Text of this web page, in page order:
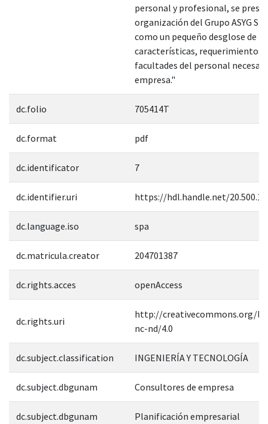
personal y profesional, se
organización del Grupo ASYG
como un pequeño desglose de
características, requerimientos y
facultades del personal
empresa."
dc.folio 705414T
dc.format pdf
dc.identificator 7
dc.identifier.uri https://hdl.handle.net/
dc.language.iso spa
dc.matricula.creator 204701387
dc.rights.acces openAccess
dc.rights.uri
http://creativecommons.org/
nc-nd/4.0
dc.subject.classification INGENIERÍA Y TECNOLOGÍA
dc.subject.dbgunam Consultores de empresa
dc.subject.dbgunam Planificación empresarial